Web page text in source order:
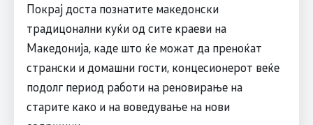
Покрај доста познатите македонски
традицонални куќи од сите краеви на
Македонија, каде што ќе можат да преноќат
странски и домашни гости, концесионерот веќе
подолг период работи на реновирање на
старите како и на воведување на нови